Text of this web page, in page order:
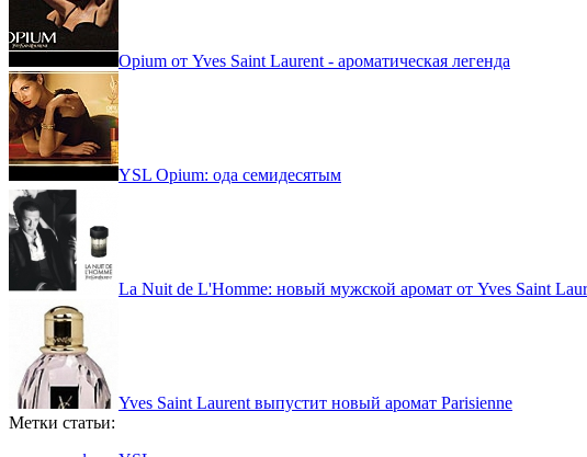
Opium от Yves Saint Laurent - ароматическая легенда
YSL Opium: ода семидесятым
La Nuit de L'Homme: новый мужской аромат от Yves Saint
Yves Saint Laurent выпустит новый аромат Parisienne
Метки статьи: